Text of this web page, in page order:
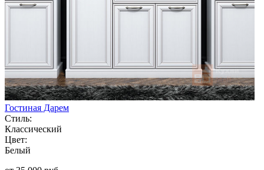
Гостиная Дарем
Стиль:
Классический
Цвет:
Белый